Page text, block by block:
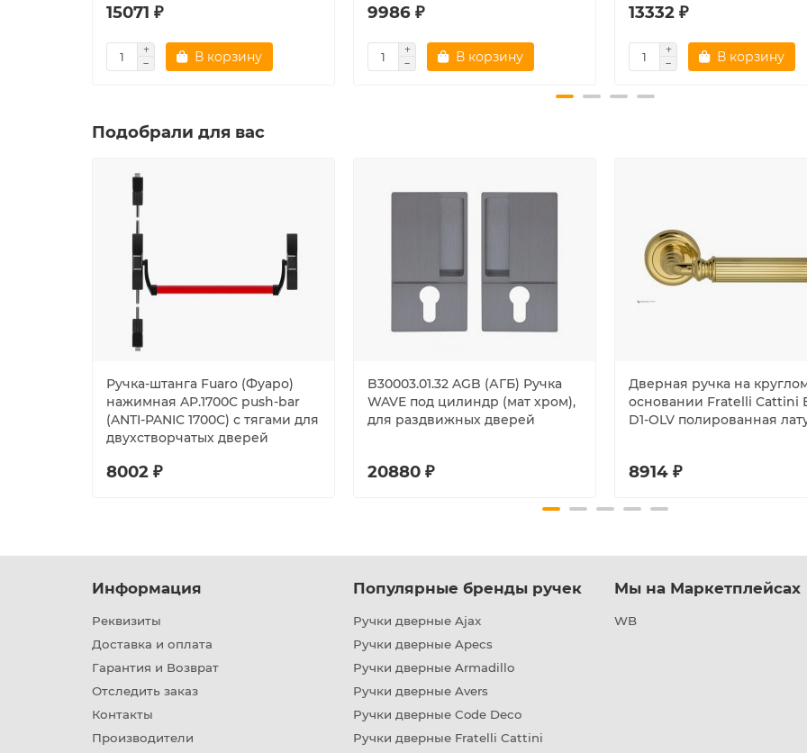
15071 ₽
В корзину
9986 ₽
В корзину
13332 ₽
В корзину
Подобрали для вас
Ручка-штанга Fuaro (Фуаро)
нажимная AP.1700C push-bar
(ANTI-PANIC 1700С) с тягами для
двухстворчатых дверей
8002 ₽
B30003.01.32 AGB (АГБ) Ручка
WAVE под цилиндр (мат хром),
для раздвижных дверей
20880 ₽
Дверная ручка на
основании Fratelli Cattini
D1-OLV полированная
8914 ₽
Информация
Реквизиты
Доставка и оплата
Гарантия и Возврат
Отследить заказ
Контакты
Производители
Популярные бренды ручек
Ручки дверные Ajax
Ручки дверные Apecs
Ручки дверные Armadillo
Ручки дверные Avers
Ручки дверные Code Deco
Ручки дверные Fratelli Cattini
Мы на Маркетплейсах
WB